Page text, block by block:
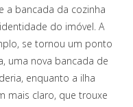
a bancada da cozinha
do imóvel. A
se tornou um ponto
uma nova bancada de
enquanto a ilha
mais claro, que trouxe